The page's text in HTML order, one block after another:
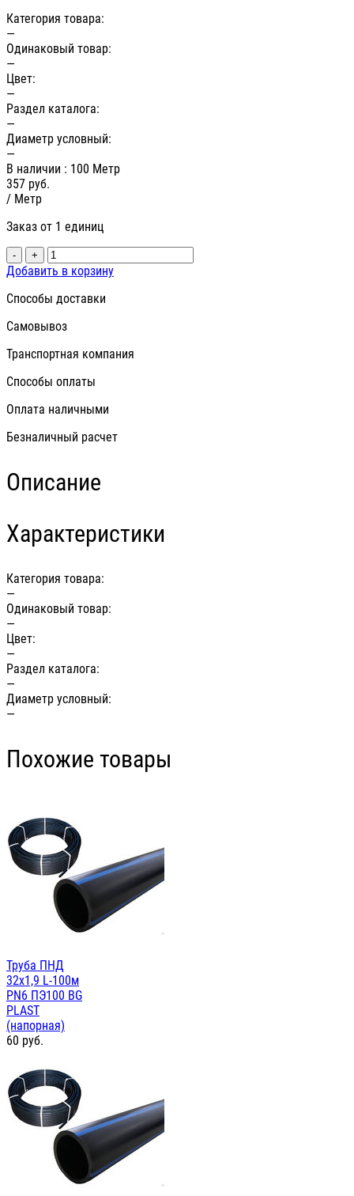
Категория товара:
—
Одинаковый товар:
—
Цвет:
—
Раздел каталога:
—
Диаметр условный:
—
В наличии : 100 Метр
357 руб.
/ Метр
Заказ от 1 единиц
- +
Добавить в корзину
Способы доставки
Самовывоз
Транспортная компания
Способы оплаты
Оплата наличными
Безналичный расчет
Описание
Характеристики
Категория товара:
—
Одинаковый товар:
—
Цвет:
—
Раздел каталога:
—
Диаметр условный:
—
Похожие товары
Труба ПНД
32x1,9 L-100м
PN6 ПЭ100 BG
PLAST
(напорная)
60 руб.